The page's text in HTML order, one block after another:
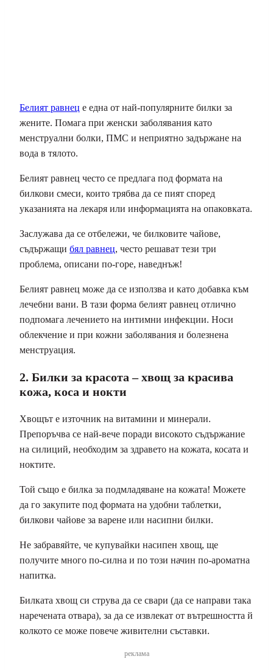
Белият равнец е една от най-популярните билки за
жените. Помага при женски заболявания като
менструални болки, ПМС и неприятно задържане на
вода в тялото.
Белият равнец често се предлага под формата на
билкови смеси, които трябва да се пият според
указанията на лекаря или информацията на опаковката.
Заслужава да се отбележи, че билковите чайове,
съдържащи бял равнец, често решават тези три
проблема, описани по-горе, наведнъж!
Белият равнец може да се използва и като добавка към
лечебни вани. В тази форма белият равнец отлично
подпомага лечението на интимни инфекции. Носи
облекчение и при кожни заболявания и болезнена
менструация.
2. Билки за красота – хвощ за красива
кожа, коса и нокти
Хвощът е източник на витамини и минерали.
Препоръчва се най-вече поради високото съдържание
на силиций, необходим за здравето на кожата, косата и
ноктите.
Той също е билка за подмладяване на кожата! Можете
да го закупите под формата на удобни таблетки,
билкови чайове за варене или насипни билки.
Не забравяйте, че купувайки насипен хвощ, ще
получите много по-силна и по този начин по-ароматна
напитка.
Билката хвощ си струва да се свари (да се направи така
наречената отвара), за да се извлекат от вътрешността й
колкото се може повече живителни съставки.
реклама